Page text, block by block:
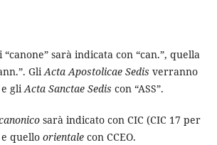
sarà indicata con “can.”, quella
GliActa Apostolicae Sedis verranno
e gliActa Sanctae Sedis con “ASS”.
sarà indicato con CIC (CIC 17 per
quello orientalecon CCEO.